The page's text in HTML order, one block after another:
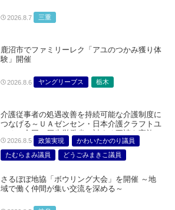
2026.8.7 三重
鹿沼市でファミリーレク「アユのつかみ獲り体
験」開催
2026.8.6 ヤングリーブス 栃木
介護従事者の処遇改善を持続可能な介護制度に
つなげる～ＵＡゼンセン・日本介護クラフトユ
ニオン合同で厚生労働省に対する要請を実施～
2026.8.5 政策実現
かわいたかのり議員
たむらまみ議員
どうごみまきこ議員
さるぼぼ地協「ボウリング大会」を開催 ～地
域で働く仲間が集い交流を深める～